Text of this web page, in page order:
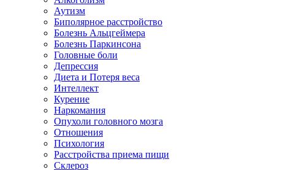
Аутизм
Биполярное расстройство
Болезнь Альцгеймера
Болезнь Паркинсона
Головные боли
Депрессия
Диета и Потеря веса
Интеллект
Курение
Наркомания
Опухоли головного мозга
Отношения
Психология
Расстройства приема пищи
Склероз